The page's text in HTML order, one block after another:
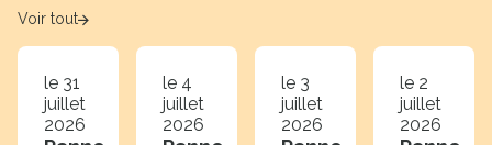
Voir tout
le 31
juillet
2026
le 4
juillet
2026
le 3
juillet
2026
le 2
juillet
2026